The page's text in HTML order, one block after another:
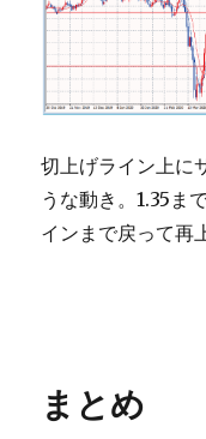
切上げライン上に
うな動き。1.35ま
インまで戻って再
まとめ